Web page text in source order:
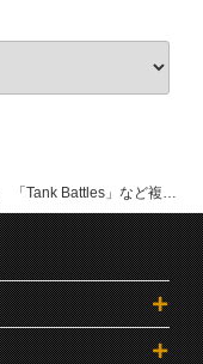
」など複数のウォーゲーム